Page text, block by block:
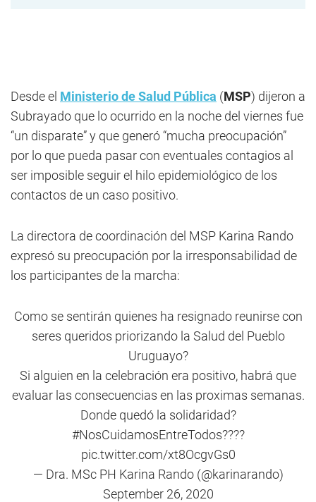
Desde el Ministerio de Salud Pública (MSP) dijeron a
Subrayado que lo ocurrido en la noche del viernes fue
“un disparate” y que generó “mucha preocupación”
por lo que pueda pasar con eventuales contagios al
ser imposible seguir el hilo epidemiológico de los
contactos de un caso positivo.
La directora de coordinación del MSP Karina Rando
expresó su preocupación por la irresponsabilidad de
los participantes de la marcha:
Como se sentirán quienes ha resignado reunirse con
seres queridos priorizando la Salud del Pueblo
Uruguayo?
Si alguien en la celebración era positivo, habrá que
evaluar las consecuencias en las proximas semanas.
Donde quedó la solidaridad?
#NosCuidamosEntreTodos????
pic.twitter.com/xt8OcgvGs0
— Dra. MSc PH Karina Rando (@karinarando)
September 26, 2020